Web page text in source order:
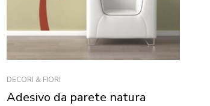
DECORI & FIORI
Adesivo da parete natura